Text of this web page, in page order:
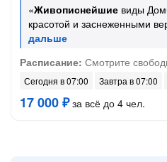
«Живописнейшие виды
красотой и заснеженными
Расписание: Смотрите
Сегодня в 07:00 Завтра в 07:00
17 000 ₽за всё до 4 чел.